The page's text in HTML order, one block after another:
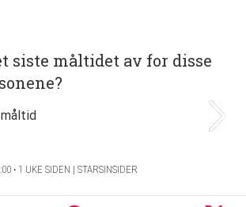
siste måltidet av for disse
‧ 1 UKE SIDEN | STARSINSIDER